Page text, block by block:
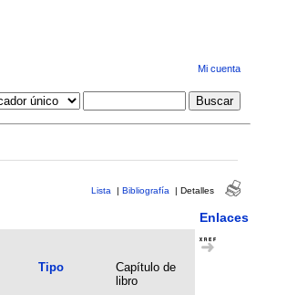
Mi cuenta
Lista | Bibliografía | Detalles
Enlaces
Tipo
Capítulo de
libro